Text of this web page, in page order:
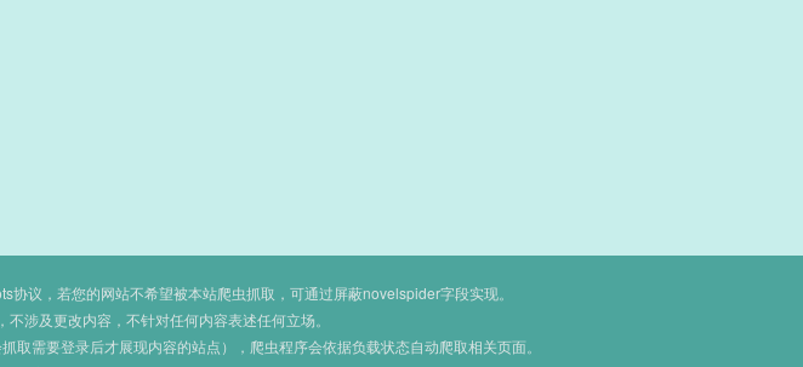
议，若您的网站不希望被本站爬虫抓取，可通过屏蔽novelspider字段实现。
涉及更改内容，不针对任何内容表述任何立场。
需要登录后才展现内容的站点），爬虫程序会依据负载状态自动爬取相关页面。